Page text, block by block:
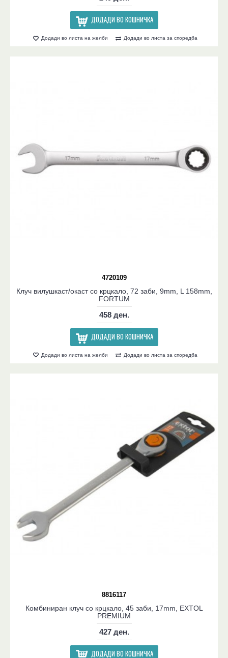
ДОДАДИ ВО КОШНИЧКА
Додади во листа на желби Додади во листа за споредба
4720109
Клуч вилушкаст/окаст со крцкало, 72 заби, 9mm, L 158mm,
FORTUM
458 ден.
ДОДАДИ ВО КОШНИЧКА
Додади во листа на желби Додади во листа за споредба
8816117
Комбиниран клуч со крцкало, 45 заби, 17mm, EXTOL
PREMIUM
427 ден.
ДОДАДИ ВО КОШНИЧКА